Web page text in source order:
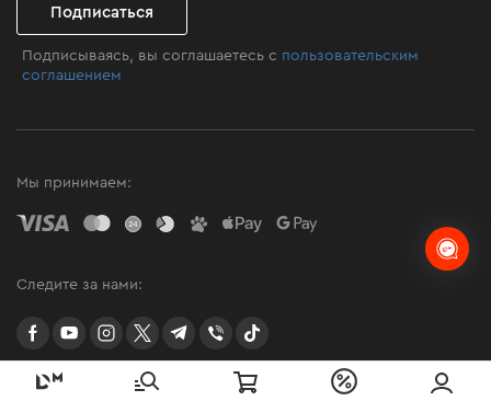
Подписаться
Подписываясь, вы соглашаетесь с пользовательским
соглашением
Мы принимаем:
Следите за нами:
facebookyoutubeinstagramtwittertelegram
Viber TikTok